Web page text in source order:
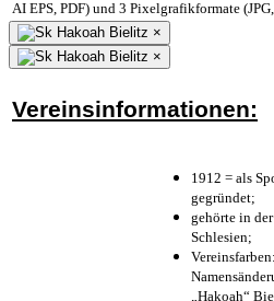
AI EPS, PDF) und 3 Pixelgrafikformate
×
×
Vereinsinformationen:
1912 = als
gegründet;
gehörte in
Schlesien;
„Hakoah“